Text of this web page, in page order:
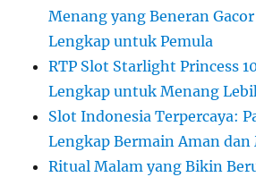
Menang yang Beneran
Lengkap untuk Pemula
RTP Slot Starlight Princess
Lengkap untuk Menang
Slot Indonesia Terpercaya:
Lengkap Bermain Aman
Ritual Malam yang Bikin